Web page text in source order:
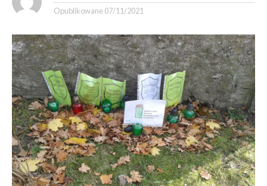
Opublikowane 07/11/2021